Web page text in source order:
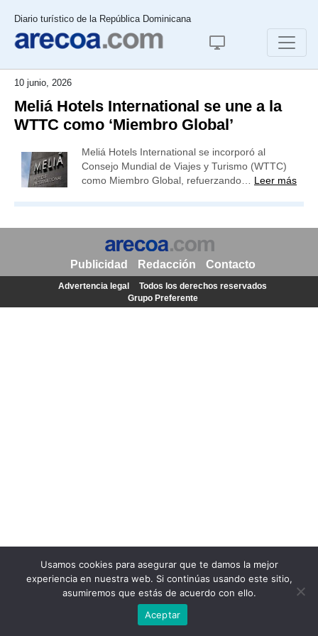
Diario turístico de la República Dominicana
10 junio, 2026
Meliá Hotels International se une a la
WTTC como ‘Miembro Global’
Meliá Hotels International se incorporó al
Consejo Mundial de Viajes y Turismo (WTTC)
como Miembro Global, refuerzando… Leer más
Usamos cookies para asegurar que te damos la mejor
experiencia en nuestra web. Si continúas usando este sitio,
asumiremos que estás de acuerdo con ello.
Aceptar
Publicidad Redacción Contacto
Advertencia legal
Todos los derechos reservados
Grupo Preferente